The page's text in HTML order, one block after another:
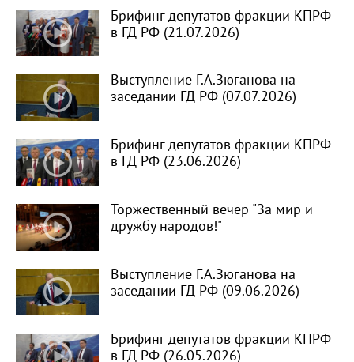
Брифинг депутатов фракции КПРФ
в ГД РФ (21.07.2026)
Выступление Г.А.Зюганова на
заседании ГД РФ (07.07.2026)
Брифинг депутатов фракции КПРФ
в ГД РФ (23.06.2026)
Торжественный вечер "За мир и
дружбу народов!"
Выступление Г.А.Зюганова на
заседании ГД РФ (09.06.2026)
Брифинг депутатов фракции КПРФ
в ГД РФ (26.05.2026)